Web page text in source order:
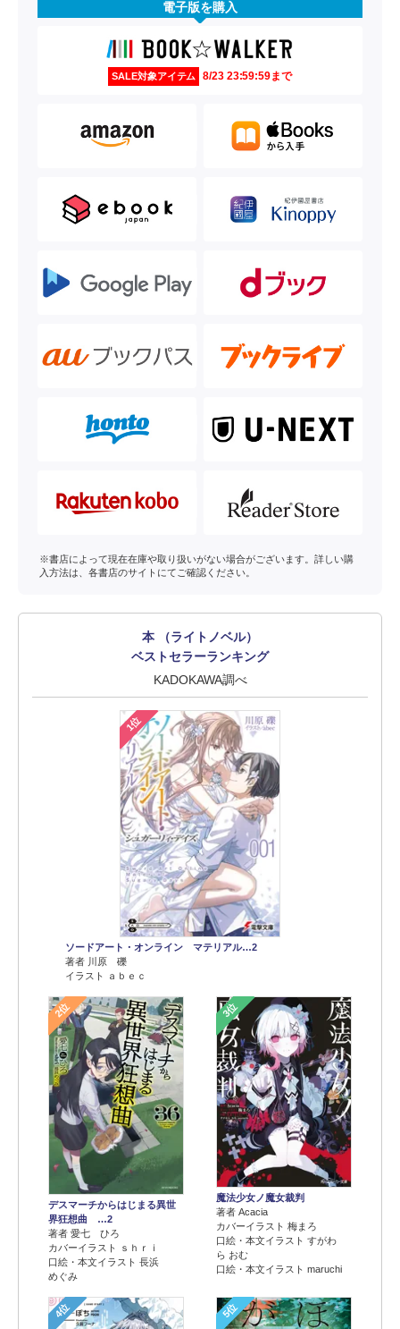
電子版を購入
SALE対象アイテム 8/23 23:59:59まで
※書店によって現在在庫や取り扱いがない場合がございます。詳しい購
入方法は、各書店のサイトにてご確認ください。
本 （ライトノベル）
ベストセラーランキング
KADOKAWA調べ
1位
ソードアート・オンライン マテリアル…2
著者 川原 礫
イラスト ａｂｅｃ
2位
デスマーチからはじまる異世
界狂想曲 …2
著者 愛七 ひろ
カバーイラスト ｓｈｒｉ
口絵・本文イラスト 長浜
めぐみ
3位
魔法少女ノ魔女裁判
著者 Acacia
カバーイラスト 梅まろ
口絵・本文イラスト すがわ
ら おむ
口絵・本文イラスト maruchi
4位 5位